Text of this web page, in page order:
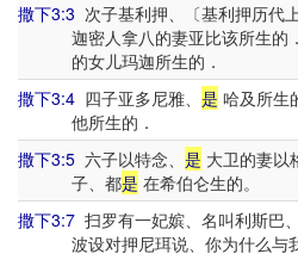
撒下3:3 次子基利押、〔基利押历代
迦密人拿八的妻亚比该所生的
的女儿玛迦所生的．
撒下3:4 四子亚多尼雅、 是 哈及所生
他所生的．
撒下3:5 六子以特念、 是 大卫的妻以
子、都是 在希伯仑生的。
撒下3:7 扫罗有一妃嫔、名叫利斯巴、
波设对押尼珥说、你为什么与